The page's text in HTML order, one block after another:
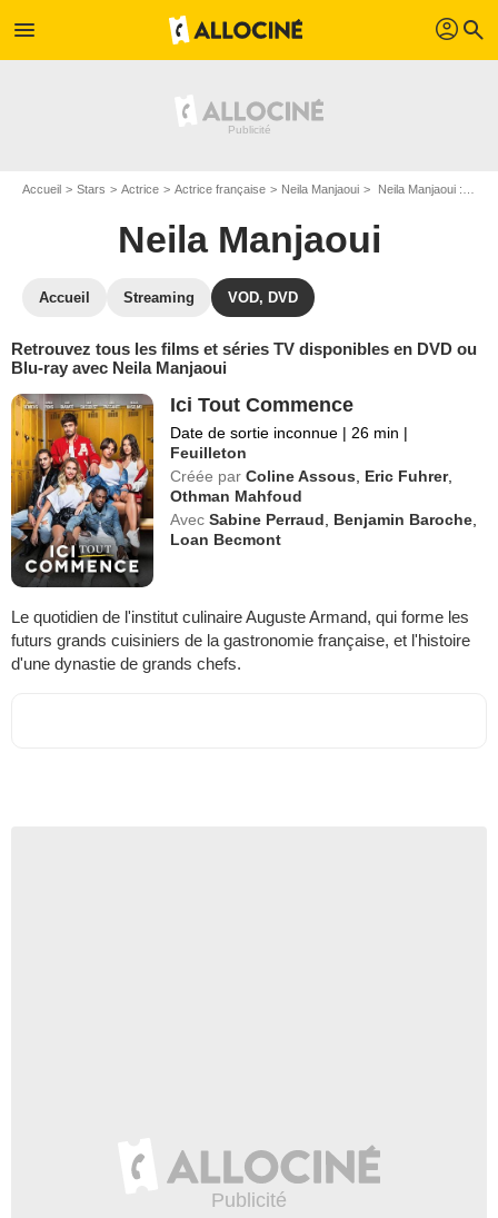
menu profil search
Accueil Stars Actrice Actrice française Neila Manjaoui Neila Manjaoui : ses Blu-Ray, DVD, VOD, SVOD
Neila Manjaoui
Accueil Streaming VOD, DVD
Retrouvez tous les films et séries TV disponibles en DVD ou
Blu-ray avec Neila Manjaoui
Ici Tout Commence
Date de sortie inconnue | 26 min |
Feuilleton
Créée par Coline Assous Eric Fuhrer,
Othman Mahfoud
Avec Sabine Perraud Benjamin Baroche
Loan Becmont
Le quotidien de l'institut culinaire Auguste Armand, qui forme les
futurs grands cuisiniers de la gastronomie française, et l'histoire
d'une dynastie de grands chefs.